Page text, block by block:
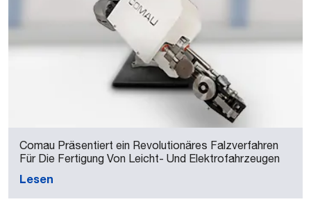
Comau Präsentiert ein Revolutionäres Falzverfahren
Für Die Fertigung Von Leicht- Und Elektrofahrzeugen
Lesen